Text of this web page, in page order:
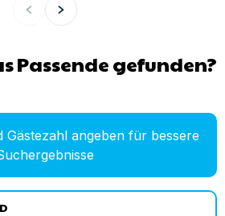
Passende gefunden?
Gästezahl angeben für bessere